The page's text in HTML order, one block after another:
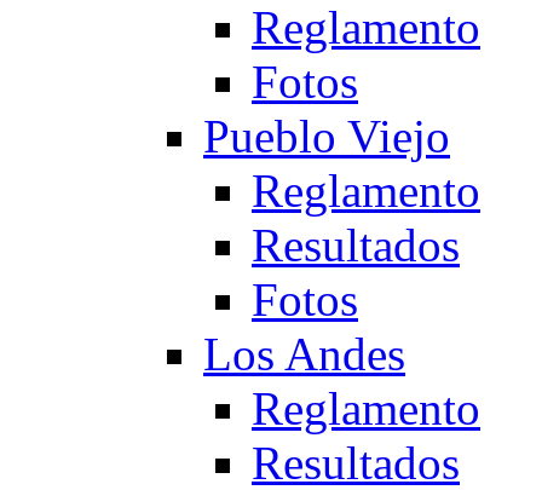
Reglamento
Fotos
Pueblo Viejo
Reglamento
Resultados
Fotos
Los Andes
Reglamento
Resultados